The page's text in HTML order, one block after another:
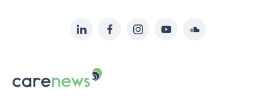
sur:
LinkedInFacebookInstagramYouTubeSoundcloud
Le